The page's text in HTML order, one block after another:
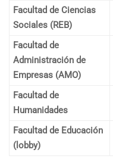
Facultad de Ciencias
Sociales (REB)
Facultad de
Administración de
Empresas (AMO)
Facultad de
Humanidades
Facultad de Educación
(lobby)